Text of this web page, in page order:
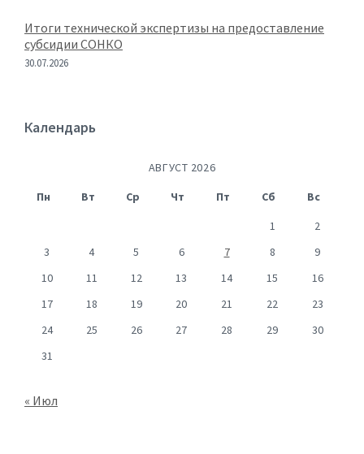
Итоги технической экспертизы на предоставление
субсидии СОНКО
30.07.2026
Календарь
АВГУСТ 2026
Пн
Вт Ср Чт Пт Сб
Вс
1
2
3
4 5 6 7 8
9
10
11 12 13 14 15
16
17
18 19 20 21 22
23
24
25 26 27 28 29
30
31
« Июл